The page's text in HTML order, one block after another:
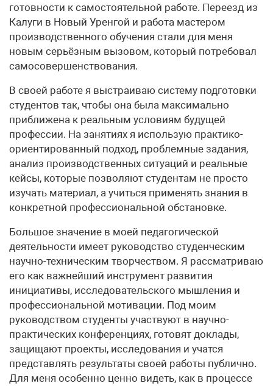
готовности к самостоятельной работе. Переезд из
Калуги в Новый Уренгой и работа мастером
производственного обучения стали для меня
новым серьёзным вызовом, который потребовал
самосовершенствования.
В своей работе я выстраиваю систему подготовки
студентов так, чтобы она была максимально
приближена к реальным условиям будущей
профессии. На занятиях я использую практико-
ориентированный подход, проблемные задания,
анализ производственных ситуаций и реальные
кейсы, которые позволяют студентам не просто
изучать материал, а учиться применять знания в
конкретной профессиональной обстановке.
Большое значение в моей педагогической
деятельности имеет руководство студенческим
научно-техническим творчеством. Я рассматриваю
его как важнейший инструмент развития
инициативы, исследовательского мышления и
профессиональной мотивации. Под моим
руководством студенты участвуют в научно-
практических конференциях, готовят доклады,
защищают проекты, исследования и учатся
представлять результаты своей работы публично.
Для меня особенно ценно видеть, как в процессе